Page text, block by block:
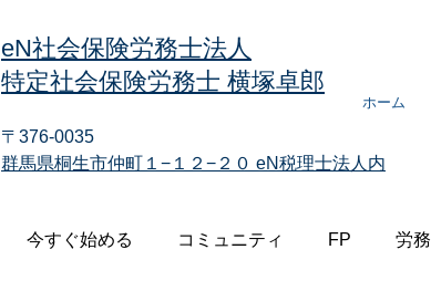
eN社会保険労務士法人
特定社会保険労務士 横塚卓郎
ホーム
〒376-0035
群馬県桐生市仲町１−１２−２０ eN税理士法人内
今すぐ始める コミュニティ FP 労務